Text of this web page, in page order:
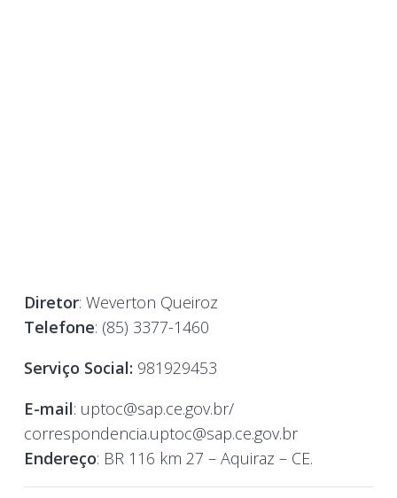
Diretor: Weverton Queiroz
Telefone: (85) 3377-1460
Serviço Social: 981929453
E-mail: uptoc@sap.ce.gov.br/
correspondencia.uptoc@sap.ce.gov.br
Endereço: BR 116 km 27 – Aquiraz – CE.